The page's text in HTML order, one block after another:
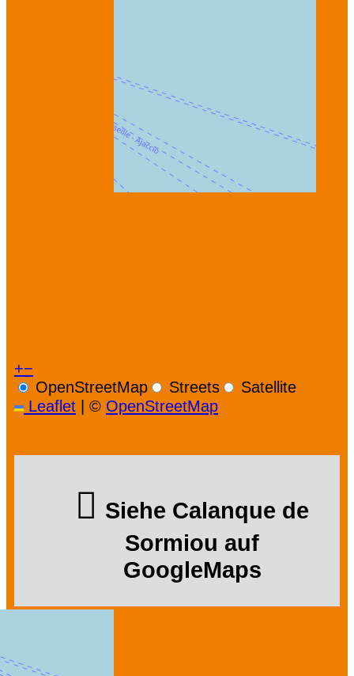
+−
OpenStreetMap
Streets
Satellite
Leaflet | © OpenStreetMap
Siehe Calanque de
Sormiou auf
GoogleMaps